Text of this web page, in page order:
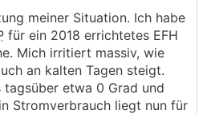
meiner Situation. Ich habe
für ein 2018 errichtetes EFH
Mich irritiert massiv, wie
an kalten Tagen steigt.
etwa 0 Grad und
Stromverbrauch liegt nun für